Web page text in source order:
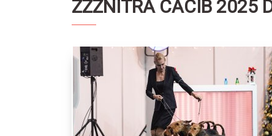
ZZZNITRA CACIB 2025